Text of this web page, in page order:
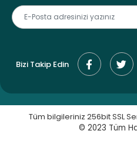
Bizi Takip Edin
Tüm bilgileriniz 256bit SSL
© 2023 Tüm